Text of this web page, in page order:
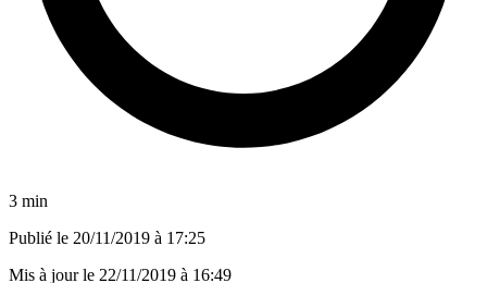
3 min
Publié le 20/11/2019 à 17:25
Mis à jour le 22/11/2019 à 16:49